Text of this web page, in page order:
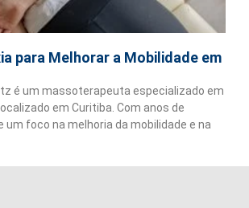
para Melhorar a Mobilidade em
é um massoterapeuta especializado em
em Curitiba. Com anos de
um foco na melhoria da mobilidade e na